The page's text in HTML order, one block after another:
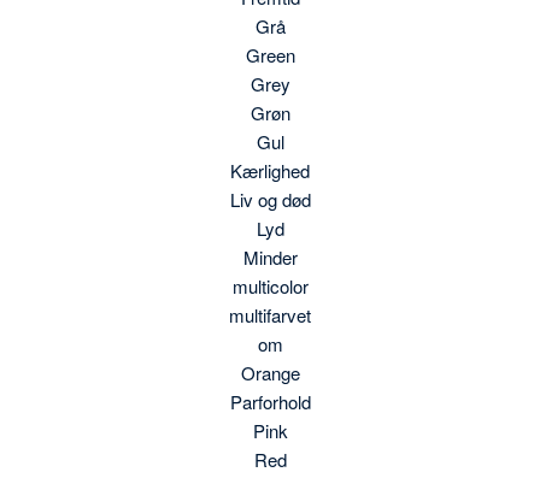
Grå
Green
Grey
Grøn
Gul
Kærlighed
Liv og død
Lyd
Minder
multicolor
multifarvet
om
Orange
Parforhold
Pink
Red